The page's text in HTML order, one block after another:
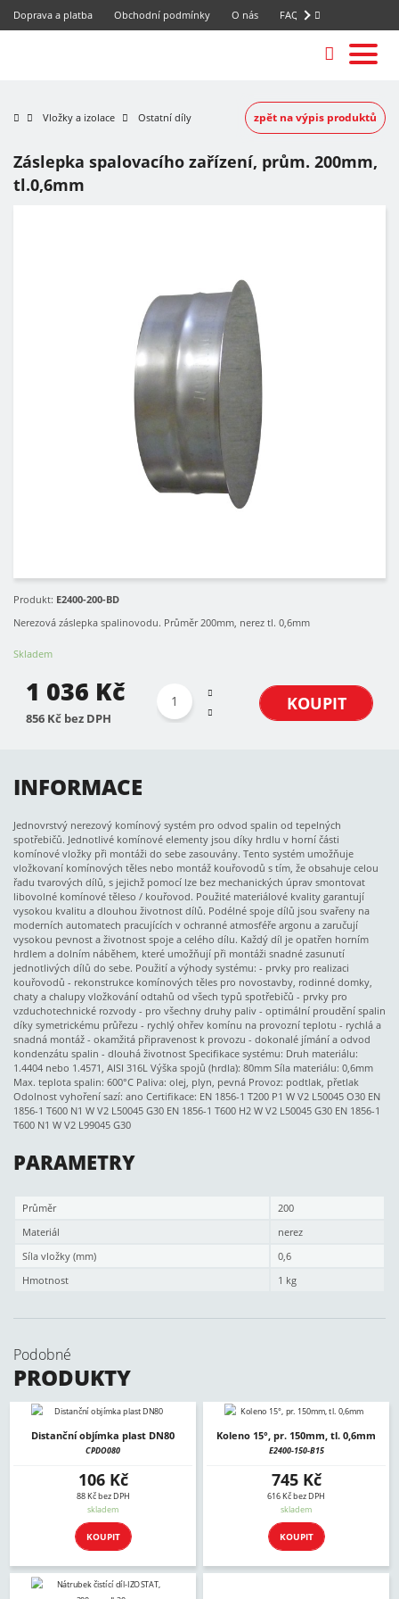
Doprava a platba Obchodní podmínky O nás FAQ
Vložky a izolace Ostatní díly zpět na výpis produktů
Záslepka spalovacího zařízení, prům. 200mm,
tl.0,6mm
Produkt: E2400-200-BD
Nerezová záslepka spalinovodu. Průměr 200mm, nerez tl. 0,6mm
Skladem
1 036 Kč
856 Kč bez DPH
KOUPIT
INFORMACE
Jednovrstvý nerezový komínový systém pro odvod spalin od tepelných
spotřebičů. Jednotlivé komínové elementy jsou díky hrdlu v horní části
komínové vložky při montáži do sebe zasouvány. Tento systém umožňuje
vložkovaní komínových těles nebo montáž kouřovodů s tím, že obsahuje celou
řadu tvarových dílů, s jejichž pomocí lze bez mechanických úprav smontovat
libovolné komínové těleso / kouřovod. Použité materiálové kvality garantují
vysokou kvalitu a dlouhou životnost dílů. Podélné spoje dílů jsou svařeny na
moderních automatech pracujících v ochranné atmosféře argonu a zaručují
vysokou pevnost a životnost spoje a celého dílu. Každý díl je opatřen horním
hrdlem a dolním náběhem, které umožňují při montáži snadné zasunutí
jednotlivých dílů do sebe. Použití a výhody systému: - prvky pro realizaci
kouřovodů - rekonstrukce komínových těles pro novostavby, rodinné domky,
chaty a chalupy vložkování odtahů od všech typů spotřebičů - prvky pro
vzduchotechnické rozvody - pro všechny druhy paliv - optimální proudění spalin
díky symetrickému průřezu - rychlý ohřev komínu na provozní teplotu - rychlá a
snadná montáž - okamžitá připravenost k provozu - dokonalé jímání a odvod
kondenzátu spalin - dlouhá životnost Specifikace systému: Druh materiálu:
1.4404 nebo 1.4571, AISI 316L Výška spojů (hrdla): 80mm Síla materiálu: 0,6mm
Max. teplota spalin: 600°C Paliva: olej, plyn, pevná Provoz: podtlak, přetlak
Odolnost vyhoření sazí: ano Certifikace: EN 1856-1 T200 P1 W V2 L50045 O30 EN
1856-1 T600 N1 W V2 L50045 G30 EN 1856-1 T600 H2 W V2 L50045 G30 EN 1856-1
T600 N1 W V2 L99045 G30
PARAMETRY
Průměr
200
Materiál
nerez
Síla vložky (mm)
0,6
Hmotnost
1 kg
Podobné
PRODUKTY
Distanční objímka plast DN80
CPDO080
106 Kč
88 Kč bez DPH
skladem
KOUPIT
Koleno 15°, pr. 150mm, tl. 0,6mm
E2400-150-B15
745 Kč
616 Kč bez DPH
skladem
KOUPIT